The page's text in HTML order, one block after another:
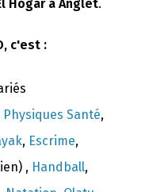
Hogar à Anglet.
c'est :
Santé,
, Escrime,
, Handball,